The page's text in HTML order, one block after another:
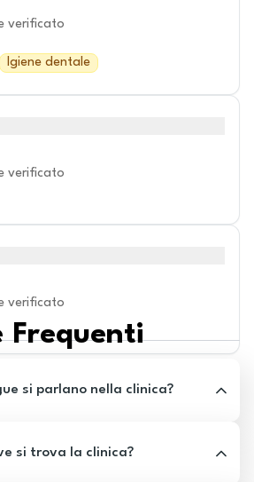
verificato
Igiene dentale
verificato
verificato
Frequenti
si parlano nella clinica?
si trova la clinica?